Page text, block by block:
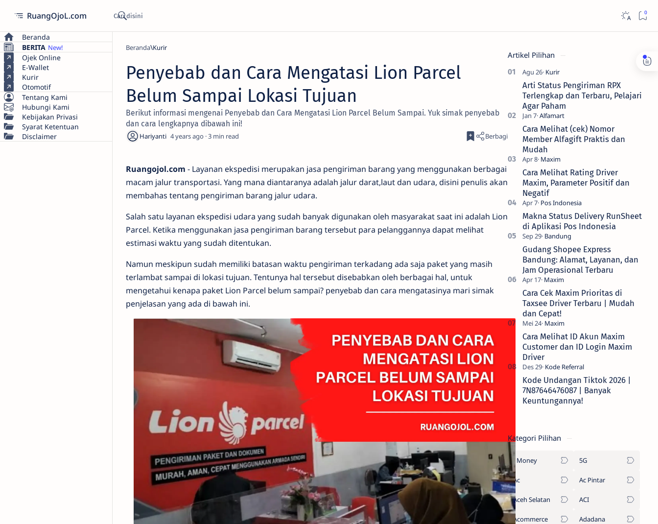
RuangOjoL.com
Beranda
BERITA
Ojek Online
E-Wallet
Kurir
Otomotif
Tentang Kami
Hubungi Kami
Kebijakan Privasi
Syarat Ketentuan
Disclaimer
Beranda Kurir
Penyebab dan Cara Mengatasi Lion Parcel
Belum Sampai Lokasi Tujuan
Berikut informasi mengenai Penyebab dan Cara Mengatasi Lion Parcel Belum Sampai. Yuk simak penyebab
dan cara lengkapnya dibawah ini!
4 years ago 3
Ruangojol.com - Layanan ekspedisi merupakan jasa pengiriman barang yang menggunakan berbagai
macam jalur transportasi. Yang mana diantaranya adalah jalur darat,laut dan udara, disini penulis akan
membahas tentang pengiriman barang jalur udara.
Salah satu layanan ekspedisi udara yang sudah banyak digunakan oleh masyarakat saat ini adalah Lion
Parcel. Ketika menggunakan jasa pengiriman barang tersebut para pelanggannya dapat melihat
estimasi waktu yang sudah ditentukan.
Namun meskipun sudah memiliki batasan waktu pengiriman terkadang ada saja paket yang masih
terlambat sampai di lokasi tujuan. Tentunya hal tersebut disebabkan oleh berbagai hal, untuk
mengetahui kenapa paket Lion Parcel belum sampai? penyebab dan cara mengatasinya mari simak
penjelasan yang ada di bawah ini.
Artikel Pilihan
Arti Status Pengiriman RPX
Terlengkap dan Terbaru, Pelajari
Agar Paham
Cara Melihat (cek) Nomor
Member Alfagift Praktis dan
Mudah
Cara Melihat Rating Driver
Maxim, Parameter Positif dan
Negatif
Makna Status Delivery RunSheet
di Aplikasi Pos Indonesia
Gudang Shopee Express
Bandung: Alamat, Layanan, dan
Jam Operasional Terbaru
Cara Cek Maxim Prioritas di
Taxsee Driver Terbaru | Mudah
dan Cepat!
Cara Melihat ID Akun Maxim
Customer dan ID Login Maxim
Driver
Kode Undangan Tiktok 2026 |
7N87646476087 | Banyak
Keuntungannya!
Kategori Pilihan
1Money 5G
Ac Ac Pintar
Aceh Selatan ACI
Acommerce Adadana